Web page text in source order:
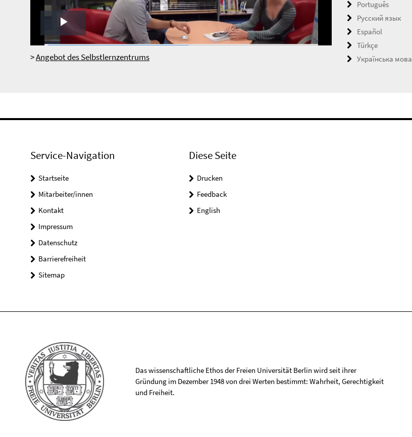
Play
Video
>Angebot des Selbstlernzentrums
Português
Русский язык
Español
Türkçe
Українська мова
Service-Navigation
Startseite
Mitarbeiter/innen
Kontakt
Impressum
Datenschutz
Barrierefreiheit
Sitemap
Diese Seite
Drucken
Feedback
English
Das wissenschaftliche Ethos der Freien Universität Berlin wird seit ihrer
Gründung im Dezember 1948 von drei Werten bestimmt: Wahrheit, Gerechtigkeit
und Freiheit.